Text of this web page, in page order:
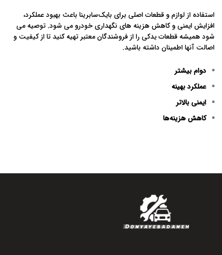
استفاده از لوازم و قطعات اصلی برای بایک‌سابرینا باعث بهبود عملکرد،
افزایش ایمنی و کاهش هزینه‌ های نگهداری خودرو می‌ شود. توصیه می‌
شود همیشه قطعات یدکی را از فروشندگان معتبر تهیه کنید تا از کیفیت و
اصالت آنها اطمینان داشته باشید.
دوام بیشتر
عملکرد بهینه
ایمنی بالاتر
کاهش هزینه‌ها